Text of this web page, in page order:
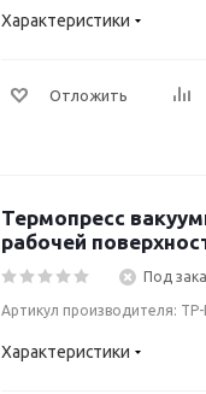
Характеристики
Отложить
Термопресс
рабочей
Под
Артикул производителя: TP-
Характеристики